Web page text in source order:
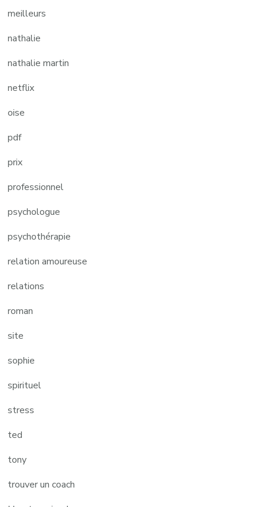
meilleurs
nathalie
nathalie martin
netflix
oise
pdf
prix
professionnel
psychologue
psychothérapie
relation amoureuse
relations
roman
site
sophie
spirituel
stress
ted
tony
trouver un coach